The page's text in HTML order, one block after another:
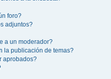
foro?
adjuntos?
a un moderador?
la publicación de temas?
aprobados?